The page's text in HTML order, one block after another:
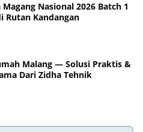
Nasional 2026 Batch 1
Kandangan
Malang — Solusi Praktis &
Dari Zidha Tehnik